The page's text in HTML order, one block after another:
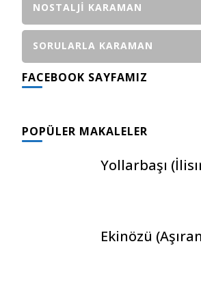
NOSTALJI KARAMAN
SORULARLA KARAMAN
FACEBOOK SAYFAMIZ
POPÜLER MAKALELER
Yollarbaşı
Ekinözü